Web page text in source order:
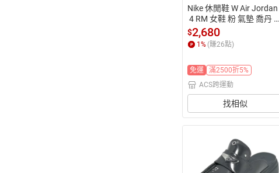
Nike 休閒鞋 W Air Jordan
4 RM 女鞋 粉 氣墊 喬丹 A
J4 FQ7940-808
$2,680
1 % (賺26點)
免運
滿2500折5%
ACS跨運動
找相似